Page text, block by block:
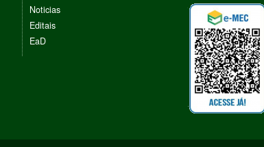
Noticias
Editais
EaD